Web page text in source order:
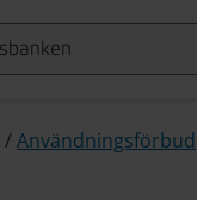
/Användningsförbud